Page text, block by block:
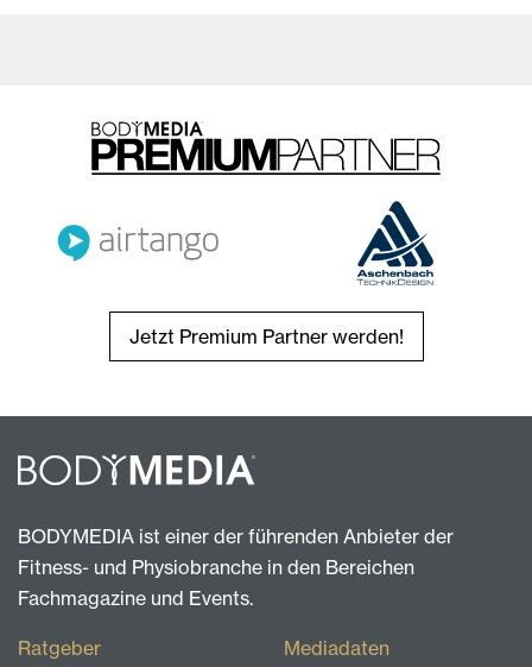
Jetzt Premium Partner werden!
BODYMEDIA ist einer der führenden Anbieter der
Fitness- und Physiobranche in den Bereichen
Fachmagazine und Events.
Ratgeber Mediadaten